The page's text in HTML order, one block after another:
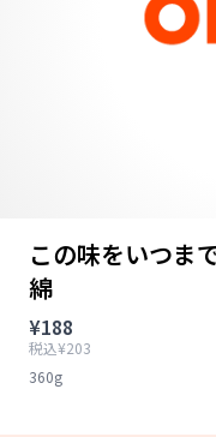
この味をいつま
綿
¥188
税込¥203
360g